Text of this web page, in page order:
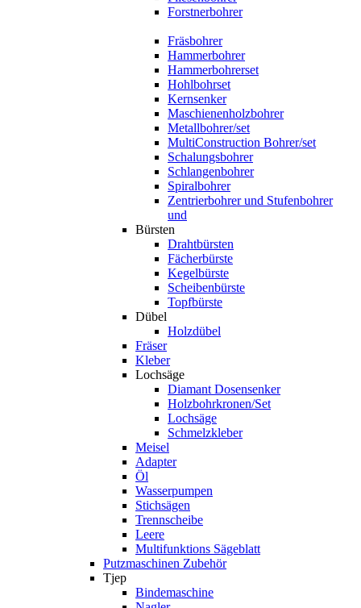
Forstnerbohrer
Fräsbohrer
Hammerbohrer
Hammerbohrerset
Hohlbohrset
Kernsenker
Maschienenholzbohrer
Metallbohrer/set
MultiConstruction Bohrer/set
Schalungsbohrer
Schlangenbohrer
Spiralbohrer
Zentrierbohrer und Stufenbohrer
und
Bürsten
Drahtbürsten
Fächerbürste
Kegelbürste
Scheibenbürste
Topfbürste
Dübel
Holzdübel
Fräser
Kleber
Lochsäge
Diamant Dosensenker
Holzbohrkronen/Set
Lochsäge
Schmelzkleber
Meisel
Adapter
Öl
Wasserpumpen
Stichsägen
Trennscheibe
Leere
Multifunktions Sägeblatt
Putzmaschinen Zubehör
Tjep
Bindemaschine